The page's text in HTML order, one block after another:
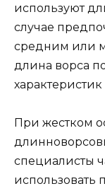
используют
случае
средним или
длина ворса
При жестком
специалисты
использовать